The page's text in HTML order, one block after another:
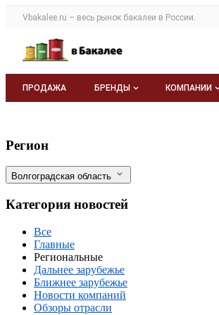
Раздел навигации по
Vbakalee.ru – весь рынок бакалеи в России.
Авторизация и меню
Навигация по разделам сайта
ПРОДАЖА БРЕНДЫ КОМПАНИИ
Увеличение мощностей по
Фильтры
Регион
Волгоградская область
Категория новостей
Все
Главные
Региональные
Дальнее зарубежье
Ближнее зарубежье
Новости компаний
Обзоры отрасли